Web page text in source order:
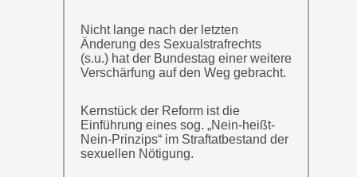
Nicht lange nach der letzten
Änderung des Sexualstrafrechts
(s.u.) hat der Bundestag einer weitere
Verschärfung auf den Weg gebracht.
Kernstück der Reform ist die
Einführung eines sog. „Nein-heißt-
Nein-Prinzips“ im Straftatbestand der
sexuellen Nötigung.